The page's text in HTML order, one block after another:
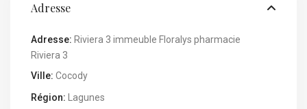
Adresse
Adresse: Riviera 3 immeuble Floralys pharmacie
Riviera 3
Ville: Cocody
Région:
Lagunes